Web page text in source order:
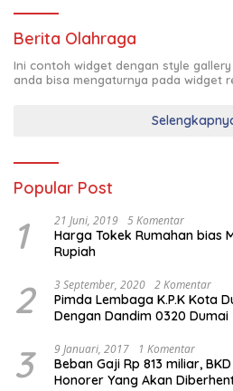
Berita Olahraga
Ini contoh widget dengan style
anda bisa mengaturnya pada widget
Popular Post
1 21 Juni, 2019 5 Komentar
Harga Tokek Rumahan bias
Rupiah
2 3 September, 2020 2 Komentar
Pimda Lembaga K.P.K Kota
Dengan Dandim 0320 Dumai
3 9 Januari, 2017 1 Komentar
Beban Gaji Rp 813 miliar,
Honorer Yang Akan